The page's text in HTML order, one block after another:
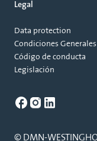
Legal
Data protection
Condiciones Generales
Código de conducta
Legislación
© DMN-